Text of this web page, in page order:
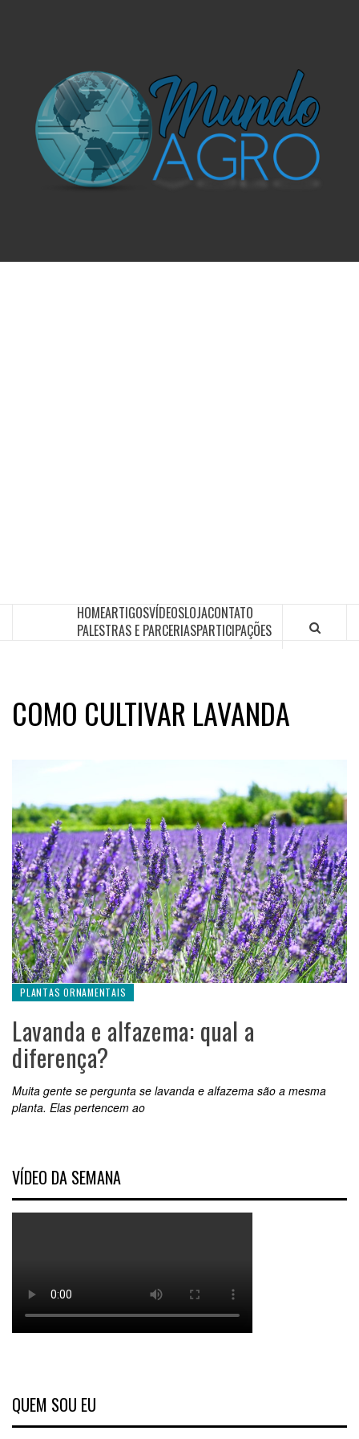
HOMEARTIGOSVÍDEOSLOJACONTATO
PALESTRAS E PARCERIASPARTICIPAÇÕES
COMO CULTIVAR LAVANDA
PLANTAS ORNAMENTAIS
Lavanda e alfazema: qual a
diferença?
Muita gente se pergunta se lavanda e alfazema são a mesma
planta. Elas pertencem ao
VÍDEO DA SEMANA
QUEM SOU EU